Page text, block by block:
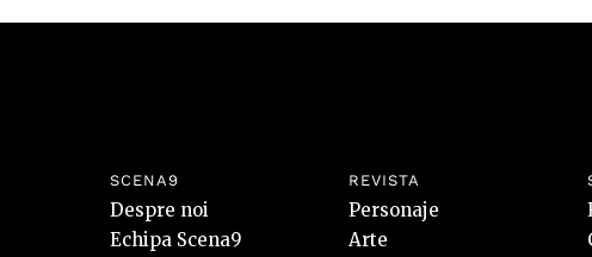
SCENA9
Despre noi
Echipa Scena9
REVISTA
Personaje
Arte